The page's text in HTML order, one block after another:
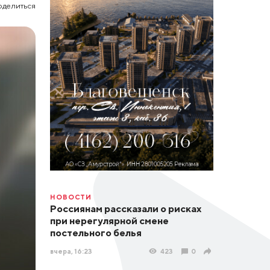
НОВОСТИ
Россиянам рассказали о рисках
при нерегулярной смене
постельного белья
вчера, 16:23 423 0